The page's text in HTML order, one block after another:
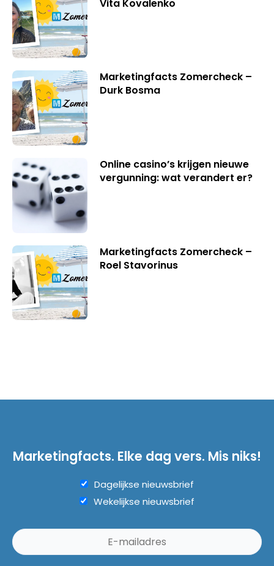
Vita Kovalenko
Marketingfacts Zomercheck –
Durk Bosma
Online casino’s krijgen nieuwe
vergunning: wat verandert er?
Marketingfacts Zomercheck –
Roel Stavorinus
Marketingfacts. Elke dag vers. Mis niks!
Dagelijkse nieuwsbrief
Wekelijkse nieuwsbrief